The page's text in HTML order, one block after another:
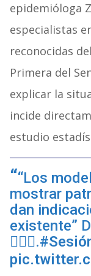
epidemióloga
especialistas
reconocidas
Primera del
explicar la
incide
estudio
“Los
mostrar
dan
existente”
👩🏻‍⚕️.